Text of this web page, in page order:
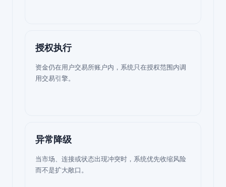
授权执行
资金仍在用户交易所账户内，系统只在授权范围内调
用交易引擎。
异常降级
当市场、连接或状态出现冲突时，系统优先收缩风险
而不是扩大敞口。